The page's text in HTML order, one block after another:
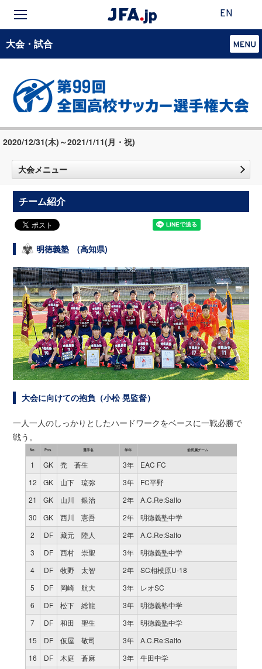
EN
大会・試合
2020/12/31(木)～2021/1/11(月・祝)
大会メニュー
チーム紹介
明徳義塾 (高知県)
大会に向けての抱負（小松 晃監督）
一人一人のしっかりとしたハードワークをベースに一戦必勝で
戦う。
No. Pos. 選手名 学年 前所属チーム
1 GK 禿 蒼生 3年 EAC FC
12
GK 山下 琉弥 3年 FC平野
21
GK 山川 銀治 2年 A.C.Re:Salto
30
GK 西川 憲吾 2年 明徳義塾中学
2
DF 藏元 陸人 2年 A.C.Re:Salto
3
DF 西村 崇聖 3年 明徳義塾中学
4
DF 牧野 太智 2年 SC相模原U-18
5
DF 岡崎 航大 3年 レオSC
6
DF 松下 総龍 3年 明徳義塾中学
7
DF 和田 聖生 3年 明徳義塾中学
15
DF 仮屋 敬司 3年 A.C.Re:Salto
16
DF 木庭 蒼麻 3年 牛田中学